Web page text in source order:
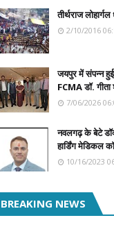
तीर्थराज
2/10/2016
जयपुर में संपन्न
FCMA डॉ. गीता
7/06/2026
नवलगढ़ के बेटे
हार्डिंग मेडिकल
10/16/2023
BREAKING NEWS